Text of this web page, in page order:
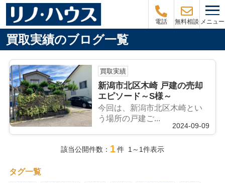
電話 無料相談 メニュー
買取実績のブログ一覧
買取実績
新潟市北区木崎 戸建の売却
エピソード～S様～
今回は、新潟市北区木崎とい
う場所の戸建ご...
2024-09-09
該当公開件数： 1件 1～1件表示
タグ一覧